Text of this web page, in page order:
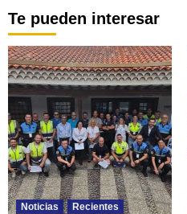
Te pueden interesar
Noticias Recientes